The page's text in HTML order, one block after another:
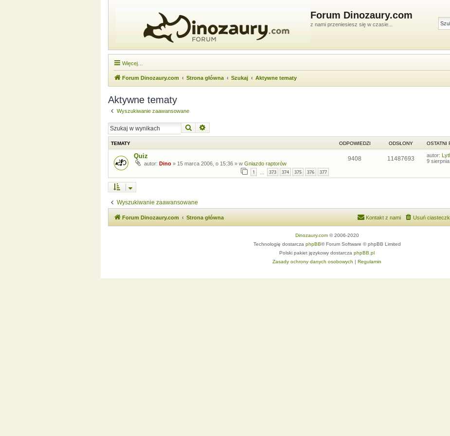
Forum Dinozaury.com
z nami przeniesiesz się w czasie...
Więcej…
Forum Dinozaury.com Strona główna Szukaj Aktywne tematy
Aktywne tematy
Wyszukiwanie zaawansowane
Szukaj
TEMATY ODPOWIEDZI ODSŁONY OSTATNI
Quiz
autor: Dino » 15 marca 2006, o 15:36 » w Gniazdo raptorów
1 373 374 375 376 377
9408 11487693 autor:
9
Wyszukiwanie zaawansowane
Forum Dinozaury.com Strona główna Usuń
Kontakt z nami
Dinozaury.com© 2006-2020
Technologię dostarcza phpBB® Forum Software © phpBB Limited
Polski pakiet językowy dostarcza phpBB.pl
Zasady ochrony danych osobowych | Regulamin